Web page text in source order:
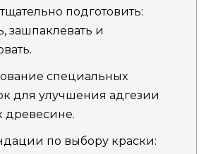
подготовить:
зашпаклевать и
специальных
для улучшения адгезии
древесине.
по выбору краски: